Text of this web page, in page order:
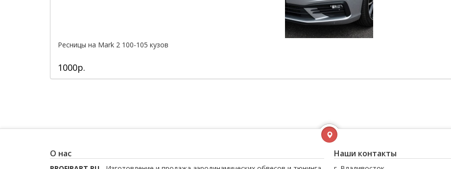
Ресницы на Mark 2 100-105 кузов
1000р.
О нас Наши контакты